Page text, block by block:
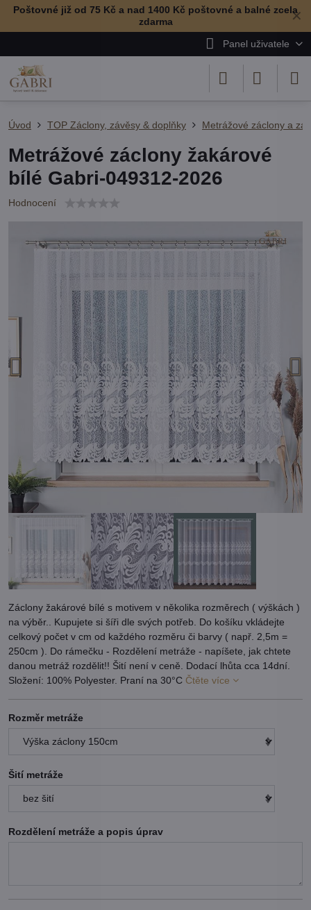
✕
Poštovné již od 75 Kč a nad 1400 Kč poštovné a balné zcela
zdarma
Panel uživatele
Úvod TOP Záclony, závěsy & doplňky Metrážové záclony a
Metrážové záclony žakárové
bílé Gabri-049312-2026
Hodnocení
Záclony žakárové bílé s motivem v několika rozměrech ( výškách )
na výběr.. Kupujete si šíři dle svých potřeb. Do košíku vkládejte
celkový počet v cm od každého rozměru či barvy ( např. 2,5m =
250cm ). Do rámečku - Rozdělení metráže - napíšete, jak chtete
danou metráž rozdělit!! Šití není v ceně. Dodací lhůta cca 14dní.
Složení: 100% Polyester. Praní na 30°C Čtěte více
Rozměr metráže
Šití metráže
Rozdělení metráže a popis úprav